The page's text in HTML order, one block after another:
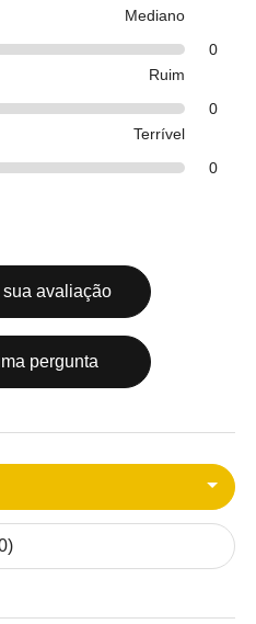
Mediano
0
Ruim
0
Terrível
0
sua avaliação
pergunta